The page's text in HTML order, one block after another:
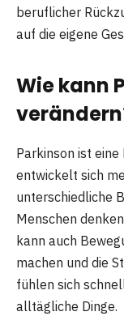
beruflicher
auf die eigene
Wie kann
Parkinson ist
entwickelt sich
unterschiedliche
Menschen
kann auch
machen und die
fühlen sich
alltägliche Dinge.